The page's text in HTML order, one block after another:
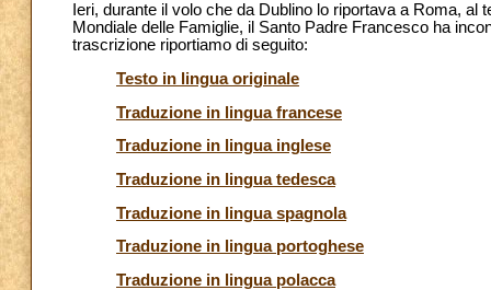
Ieri, durante il volo che da Dublino lo riportava a Roma,
Mondiale delle Famiglie, il Santo Padre Francesco ha
trascrizione riportiamo di seguito:
Testo in lingua originale
Traduzione in lingua francese
Traduzione in lingua inglese
Traduzione in lingua tedesca
Traduzione in lingua spagnola
Traduzione in lingua portoghese
Traduzione in lingua polacca